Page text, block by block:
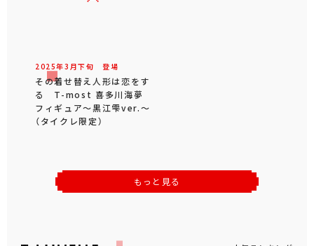
2025年3 月下旬 登場
その着せ替え人形は恋をす
る T-most 喜多川海夢
フィギュア～黒江雫ver.～
（タイクレ限定）
もっと見る